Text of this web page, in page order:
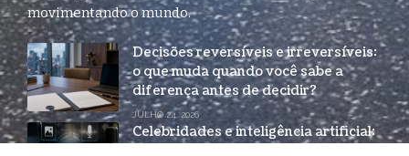
movimentando o mundo.
Decisões reversíveis e irreversíveis:
o que muda quando você sabe a
diferença antes de decidir?
JULHO 24, 2026
Celebridades e inteligência artificial: